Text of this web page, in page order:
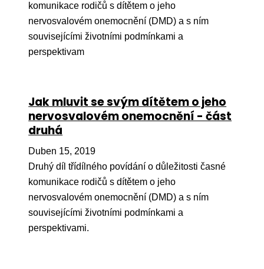
komunikace rodičů s dítětem o jeho
nervosvalovém onemocnění (DMD) a s ním
souvisejícími životními podmínkami a
perspektivam
Jak mluvit se svým dítětem o jeho
nervosvalovém onemocnění - část
druhá
Duben 15, 2019
Druhý díl třídílného povídání o důležitosti časné
komunikace rodičů s dítětem o jeho
nervosvalovém onemocnění (DMD) a s ním
souvisejícími životními podmínkami a
perspektivami.